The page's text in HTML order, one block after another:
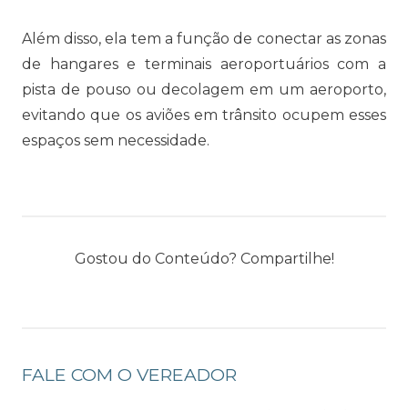
Além disso, ela tem a função de conectar as zonas
de hangares e terminais aeroportuários com a
pista de pouso ou decolagem em um aeroporto,
evitando que os aviões em trânsito ocupem esses
espaços sem necessidade.
Gostou do Conteúdo? Compartilhe!
FALE COM O VEREADOR